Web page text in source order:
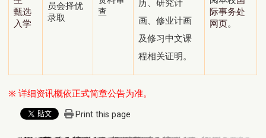
甄选
入学
员会择优
录取
查
画、修业计画
及修习中文课
程相关证明。
际事务处
网页。
※ 详细资讯概依正式简章公告为准。
Print this page